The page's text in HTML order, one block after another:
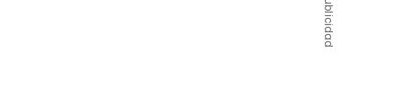
Publicidad